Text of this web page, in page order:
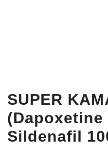
SUPER
(Dapoxetine
Sildenafil